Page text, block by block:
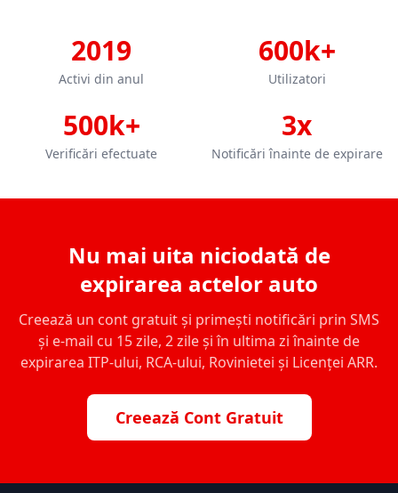
2019
Activi din anul
600k+
Utilizatori
500k+
Verificări efectuate
3x
Notificări înainte de expirare
Nu mai uita niciodată de
expirarea actelor auto
Creează un cont gratuit și primești notificări prin SMS
și e-mail cu 15 zile, 2 zile și în ultima zi înainte de
expirarea ITP-ului, RCA-ului, Rovinietei și Licenței ARR.
Creează Cont Gratuit